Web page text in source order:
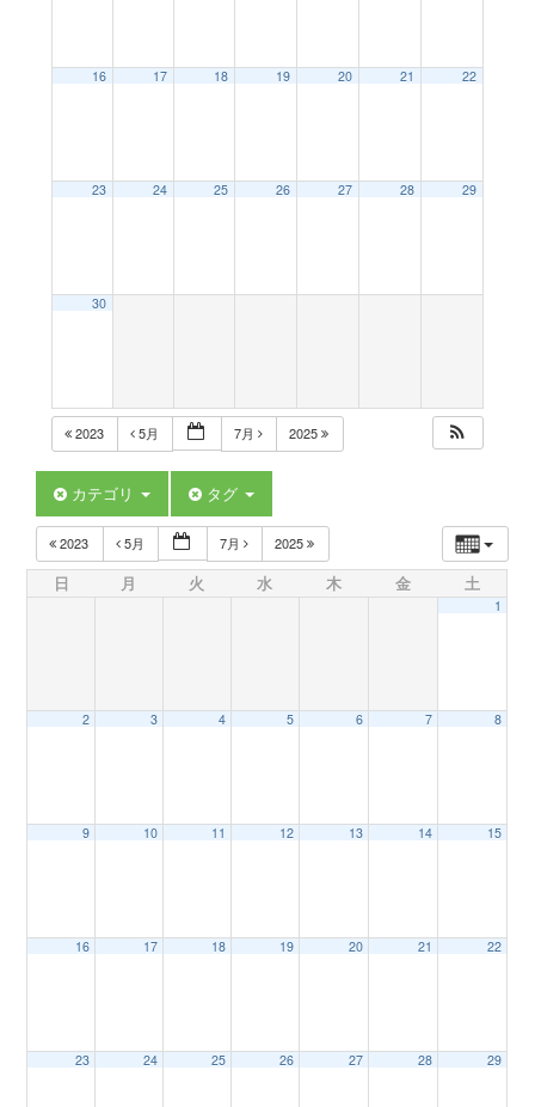
o
16 17 18 19 20 21 22
23 24 25 26 27 28 29
30
2023 5月 7月 2025
カテゴリ タグ
2023 5月 7月 2025
日 月 火 水 木 金 土
1
2 3 4 5 6 7 8
9 10 11 12 13 14 15
16 17 18 19 20 21 22
23 24 25 26 27 28 29